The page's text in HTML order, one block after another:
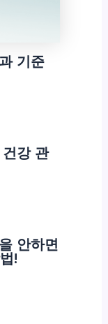
기준
강 관
안하면
!